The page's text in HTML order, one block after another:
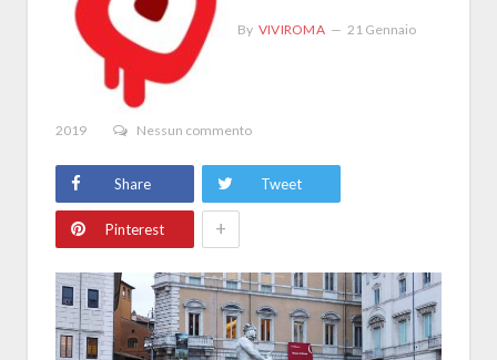
By VIVIROMA 21 Gennaio
2019 Nessun commento
Share Tweet
Pinterest +